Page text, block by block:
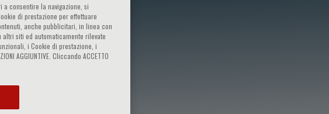
consentire la navigazione, si
di prestazione per effettuare
anche pubblicitari, in linea con
altri siti ed automaticamente rilevate
i Cookie di prestazione, i
AGGIUNTIVE. Cliccando ACCETTO